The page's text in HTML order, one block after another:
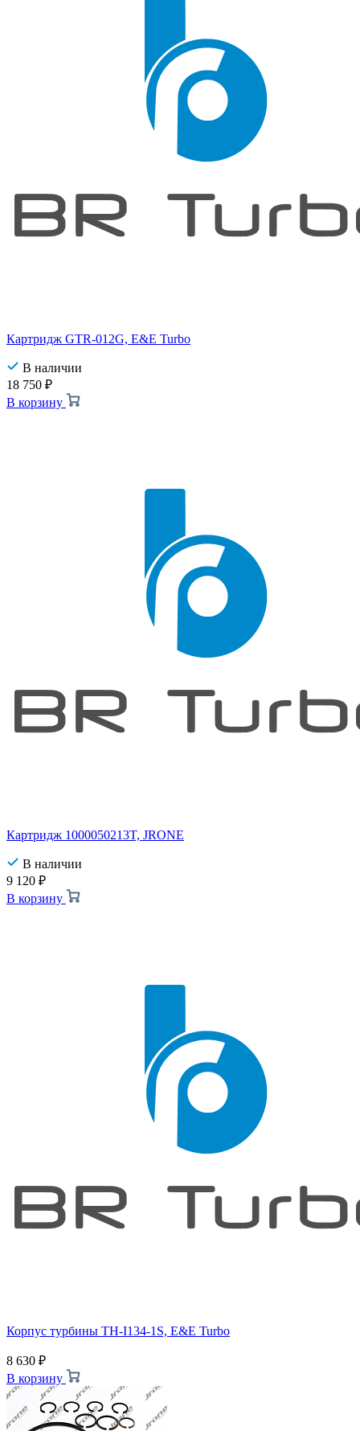
Картридж GTR-012G, E&E Turbo
В наличии
18 750 ₽
В корзину
Картридж 1000050213T, JRONE
В наличии
9 120 ₽
В корзину
Корпус турбины TH-I134-1S, E&E Turbo
8 630 ₽
В корзину